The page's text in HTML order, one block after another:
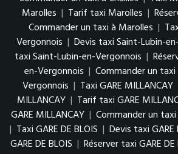
Marolles | Tarif taxi Marolles |
Commander un taxi à Marolles |
Vergonnois | Devis taxi Saint-Lubin-
taxi Saint-Lubin-en-Vergonnois |
en-Vergonnois | Commander un
Vergonnois | Taxi GARE MILLANCAY
MILLANCAY | Tarif taxi GARE
GARE MILLANCAY | Commander un taxi
| Taxi GARE DE BLOIS | Devis taxi GARE
GARE DE BLOIS | Réserver taxi GARE DE